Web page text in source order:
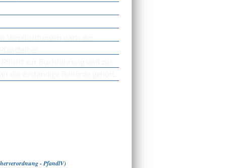
nach der
zur Buchführung und zur
die zuständige Behörde gehört.
- PfandlV)